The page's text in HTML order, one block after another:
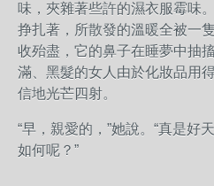
味，夾雜著些許的濕衣服霉味
挣扎著，所散發的溫暖全被一
收殆盡，它的鼻子在睡夢中抽
滿、黑髮的女人由於化妝品用
信地光芒四射。
“早，親愛的，”她說。“真是好
如何呢？”